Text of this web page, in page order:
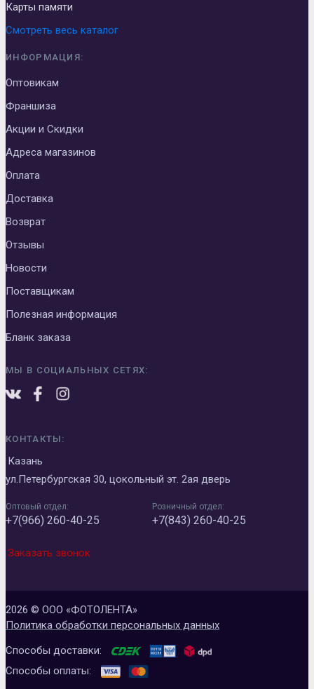
Карты памяти
Смотреть весь каталог
ИНФОРМАЦИЯ:
Оптовикам
Франшиза
Акции и Скидки
Адреса магазинов
Оплата
Доставка
Возврат
Отзывы
Новости
Поставщикам
Полезная информация
Бланк заказа
МЫ В СОЦИАЛЬНЫХ СЕТЯХ:
КОНТАКТЫ:
Казань
ул.Петербургская 30, цокольный эт. 2ая дверь
Оптовый отдел:
+7(966) 260-40-25
Розничный отдел:
+7(843) 260-40-25
Заказать звонок
2026 © ООО «ФОТОЛЕНТА»
Политика обработки персональных данных
Способы доставки:
Способы оплаты: